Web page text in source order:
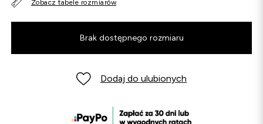
Zobacz tabele rozmiarów
Brak dostępnego rozmiaru
Dodaj do ulubionych